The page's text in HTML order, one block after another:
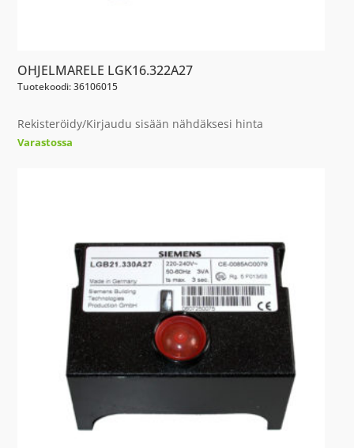
OHJELMARELE LGK16.322A27
Tuotekoodi: 36106015
Rekisteröidy/Kirjaudu sisään nähdäksesi hinta
Varastossa